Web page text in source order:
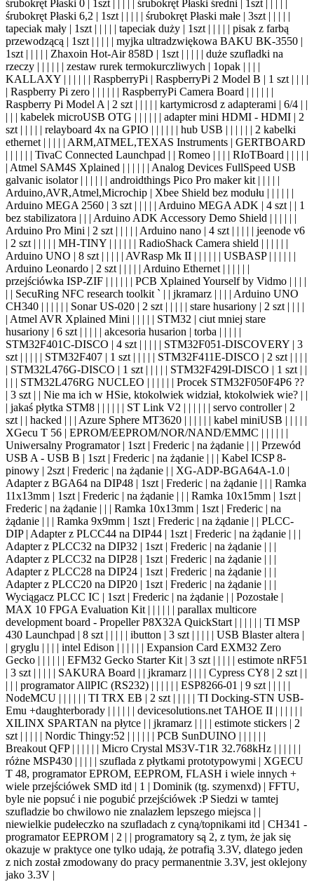
| szuflada z płytkami prototypowymi | XGECU
T 48, programator EPROM, EEPROM, FLASH i wiele innych +
wiele przejściówek SMD itd | 1 | Dominik (tg. szymenxd) | FFTU,
byle nie popsuć i nie pogubić przejściówek :P Siedzi w tamtej
szufladzie bo chwilowo nie znalazłem lepszego miejsca | |
niewielkie pudełeczko na szufladach z cyną/topnikami itd | CH341 -
programator EEPROM | 2 | | programatory są 2, z tym, że jak się
okazuje w praktyce one tylko udają, że potrafią 3.3V, dlatego jeden
z nich został zmodowany do pracy permanentnie 3.3V, jest oklejony
jako 3.3V |